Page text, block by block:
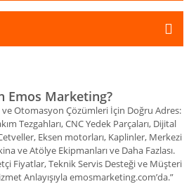
Emos Marketing?
Otomasyon Çözümleri İçin Doğru Adres:
Tezgahları, CNC Yedek Parçaları, Dijital
Eksen motorları, Kaplinler, Merkezi
ve Atölye Ekipmanları ve Daha Fazlası.
Fiyatlar, Teknik Servis Desteği ve Müşteri
Anlayışıyla emosmarketing.com’da.”